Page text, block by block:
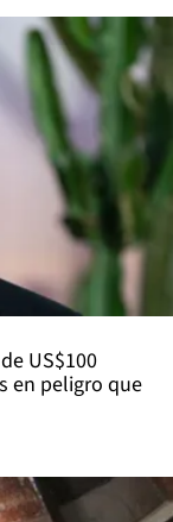
US$100
en peligro que